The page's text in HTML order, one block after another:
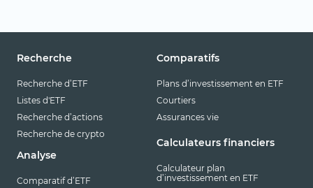
Recherche
Recherche d’ETF
Listes d'ETF
Recherche d’actions
Recherche de crypto
Analyse
Comparatif d’ETF
Comparatifs
Plans d’investissement en ETF
Courtiers
Assurances vie
Calculateurs financiers
Calculateur plan
d’investissement en ETF